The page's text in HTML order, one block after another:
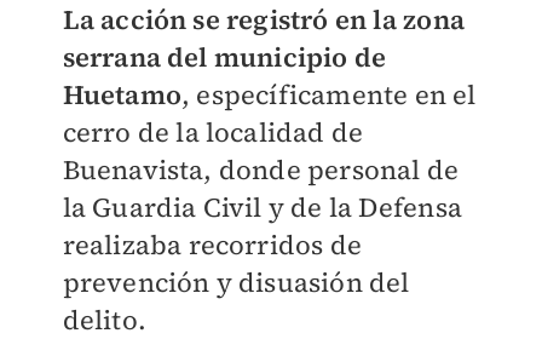
La acción se registró en la zona
serrana del municipio de
Huetamo, específicamente en el
cerro de la localidad de
Buenavista, donde personal de
la Guardia Civil y de la Defensa
realizaba recorridos de
prevención y disuasión del
delito.